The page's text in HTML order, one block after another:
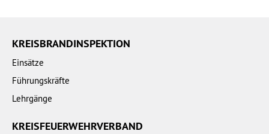
KREISBRANDINSPEKTION
Einsätze
Führungskräfte
Lehrgänge
KREISFEUERWEHRVERBAND